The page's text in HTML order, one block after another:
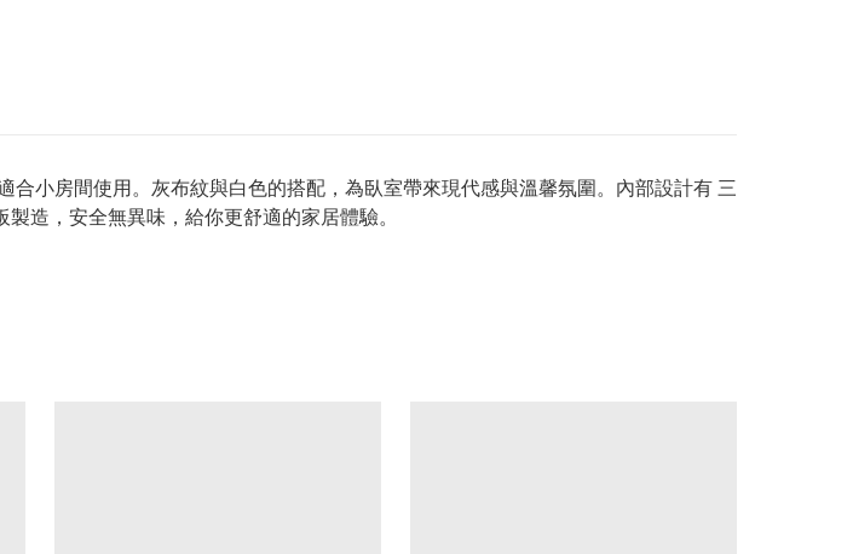
小房間使用。灰布紋與白色的搭配，為臥室帶來現代感與溫馨氛圍。內部設計有 三
造，安全無異味，給你更舒適的家居體驗。